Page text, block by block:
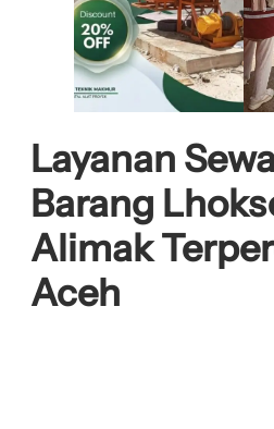
Layanan
Barang
Alimak
Aceh